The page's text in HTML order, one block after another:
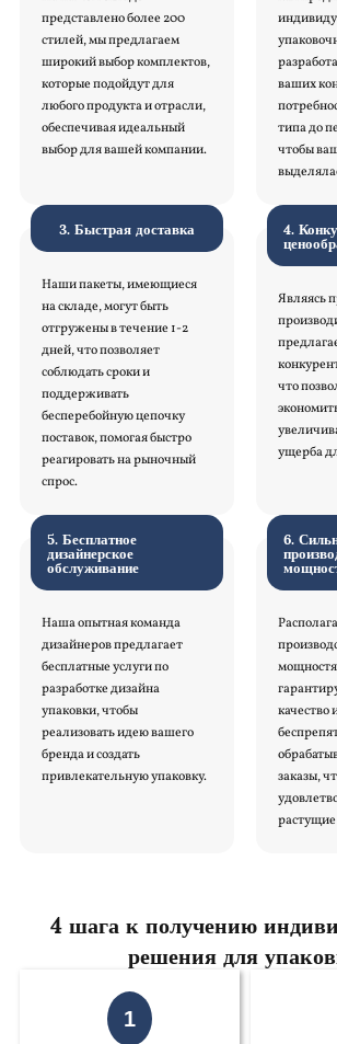
представлено более 200
стилей, мы предлагаем
широкий выбор комплектов,
которые подойдут для
любого продукта и отрасли,
обеспечивая идеальный
выбор для вашей компании.
ваших
типа до
чтобы
3. Быстрая доставка
Наши пакеты, имеющиеся
на складе, могут быть
отгружены в течение 1-2
дней, что позволяет
соблюдать сроки и
поддерживать
бесперебойную цепочку
поставок, помогая быстро
реагировать на рыночный
спрос.
4.
Являясь
что
ущерба
5. Бесплатное
дизайнерское
обслуживание
Наша опытная команда
дизайнеров предлагает
бесплатные услуги по
разработке дизайна
упаковки, чтобы
реализовать идею вашего
бренда и создать
привлекательную упаковку.
6.
качество
заказы,
4 шага к получению
решения для
1